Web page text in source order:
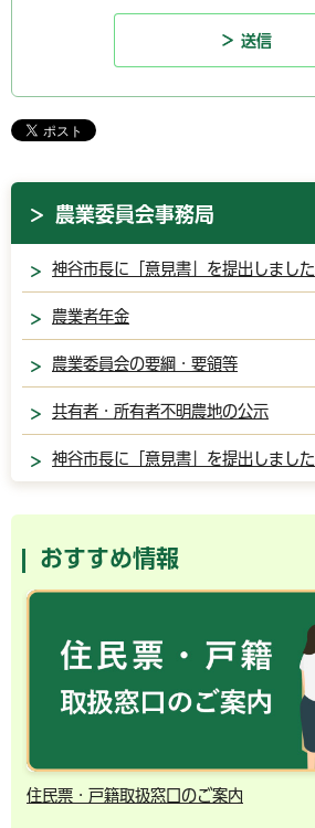
農業委員会事務局
神谷市長に「意見書」を提出しました
農業者年金
農業委員会の要綱・要領等
共有者・所有者不明農地の公示
神谷市長に「意見書」を提出しました
おすすめ情報
住民票・戸籍取扱窓口のご案内